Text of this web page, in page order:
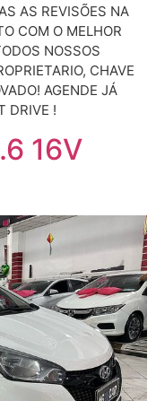
AS REVISÕES NA
COM O MELHOR
NOSSOS
CHAVE
AGENDE JÁ
DRIVE !
16V